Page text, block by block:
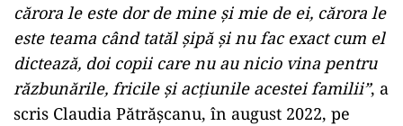
cărora le este dor de mine și mie de ei, cărora le
este teama când tatăl șipă și nu fac exact cum el
dictează, doi copii care nu au nicio vina pentru
răzbunările, fricile și acțiunile acestei familii”, a
scris Claudia Pătrășcanu, în august 2022, pe